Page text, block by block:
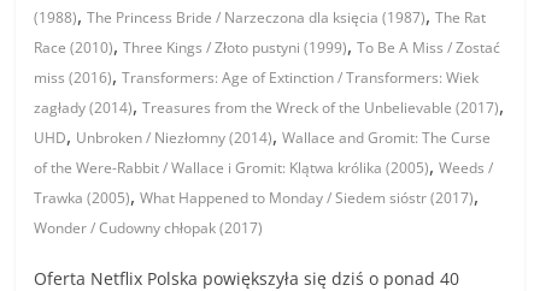
(1988),The Princess Bride / Narzeczona dla księcia (1987),The Rat
Race (2010),Three Kings / Złoto pustyni (1999),To Be A Miss / Zostać
miss (2016),Transformers: Age of Extinction / Transformers: Wiek
zagłady (2014),Treasures from the Wreck of the Unbelievable (2017),
UHD, Unbroken / Niezłomny (2014),Wallace and Gromit: The Curse
of the Were-Rabbit / Wallace i Gromit: Klątwa królika (2005),Weeds /
Trawka (2005),What Happened to Monday / Siedem sióstr (2017),
Wonder / Cudowny chłopak (2017)
Oferta Netflix Polska powiększyła się dziś o ponad 40